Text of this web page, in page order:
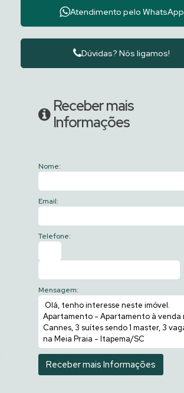
Atendimento pelo WhatsApp
Dúvidas? Nós ligamos!
Receber mais
Informações
Nome:
Email:
Telefone:
Mensagem: